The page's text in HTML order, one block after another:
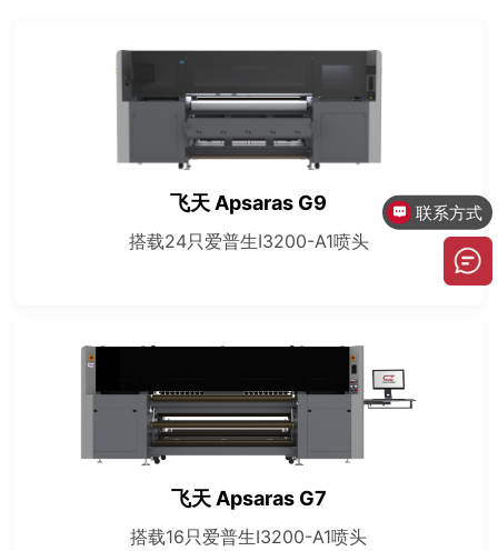
飞天 Apsaras G9
搭载24只爱普生I3200-A1喷头
飞天 Apsaras G7
搭载16只爱普生I3200-A1喷头
联系方式